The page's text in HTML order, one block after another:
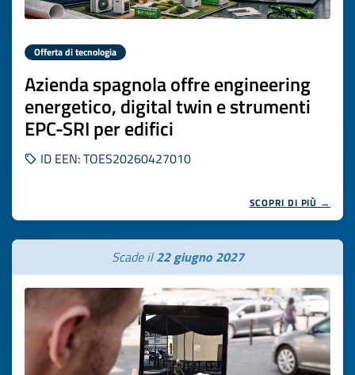
Offerta di tecnologia
Azienda spagnola offre engineering
energetico, digital twin e strumenti
EPC-SRI per edifici
ID EEN: TOES20260427010
SCOPRI DI PIÙ →
Scade il22 giugno 2027